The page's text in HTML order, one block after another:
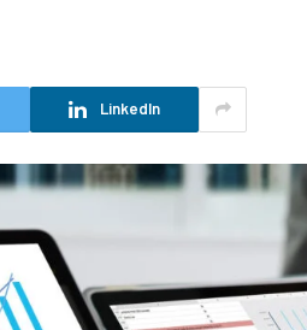
LinkedIn